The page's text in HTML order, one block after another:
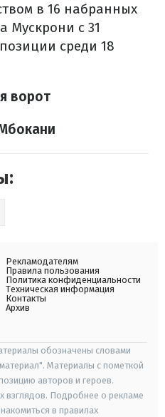
в 16 набранных
Мускрони с 31
среди 18
ворот
Рекламодателям
Правила пользования
Политика конфиденциальности
Техническая информация
Контакты
Архив
обозначены словами
Материалы с пометкой
авторов и героев.
взглядов. Подробнее о рекламе
в правилах